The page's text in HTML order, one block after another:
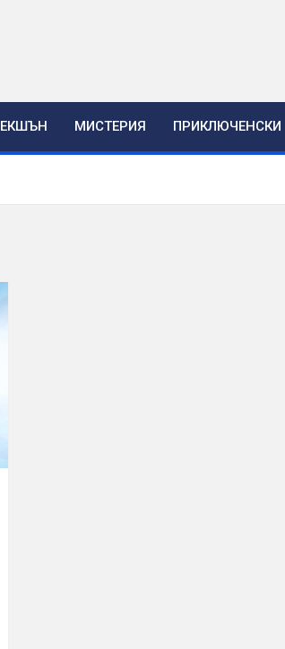
ЕКШЪН МИСТЕРИЯ ПРИКЛЮЧЕНСКИ